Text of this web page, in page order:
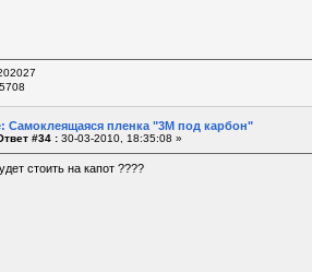
Самоклеящаяся пленка "3М под карбон"
#34 : 30-03-2010, 18:35:08 »
стоить на капот ????